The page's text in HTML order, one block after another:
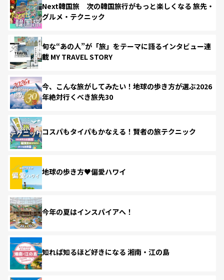
Next韓国旅 次の韓国旅行がもっと楽しくなる 旅先・
グルメ・テクニック
旬な“あの人”が「旅」をテーマに語るインタビュー連
載 MY TRAVEL STORY
今、こんな旅がしてみたい！地球の歩き方が選ぶ2026
年絶対行くべき旅先30
コスパもタイパもかなえる！賢者の旅テクニック
地球の歩き方♥偏愛ハワイ
今年の夏はインスパイアへ！
知れば知るほど好きになる 湘南・江の島